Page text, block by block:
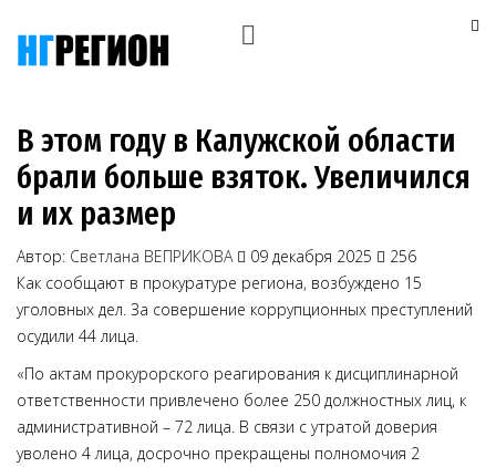
В этом году в Калужской области
брали больше взяток. Увеличился
и их размер
Автор: Светлана ВЕПРИКОВА 09 декабря 2025
256
Как сообщают в прокуратуре региона, возбуждено 15
уголовных дел. За совершение коррупционных преступлений
осудили 44 лица.
«По актам прокурорского реагирования к дисциплинарной
ответственности привлечено более 250 должностных лиц, к
административной – 72 лица. В связи с утратой доверия
уволено 4 лица, досрочно прекращены полномочия 2